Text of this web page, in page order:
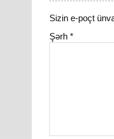
Sizin e-poçt
Şərh*